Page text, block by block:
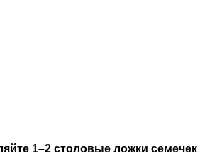
1–2 столовые ложки семечек